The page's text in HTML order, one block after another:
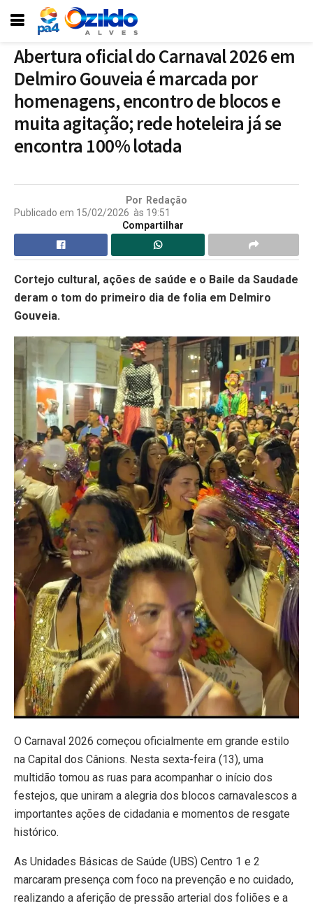
Abertura oficial do Carnaval 2026 em
Delmiro Gouveia é marcada por
homenagens, encontro de blocos e
muita agitação; rede hoteleira já se
encontra 100% lotada
Por Redação
Publicado em 15/02/2026 às 19:51
Compartilhar
Cortejo cultural, ações de saúde e o Baile da Saudade
deram o tom do primeiro dia de folia em Delmiro
Gouveia.
O Carnaval 2026 começou oficialmente em grande estilo
na Capital dos Cânions. Nesta sexta-feira (13), uma
multidão tomou as ruas para acompanhar o início dos
festejos, que uniram a alegria dos blocos carnavalescos a
importantes ações de cidadania e momentos de resgate
histórico.
As Unidades Básicas de Saúde (UBS) Centro 1 e 2
marcaram presença com foco na prevenção e no cuidado,
realizando a aferição de pressão arterial dos foliões e a